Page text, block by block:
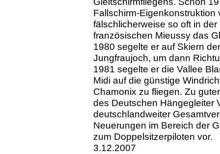
Fallschirm-Eigenkonstruktion
fälschlicherweise so oft in
französischen Mieussy das
1980 segelte er auf Skiern
Jungfraujoch, um dann
1981 segelte er die Vallee
Midi auf die günstige
Chamonix zu fliegen. Zu
des Deutschen Hängegleiter
deutschlandweiter
Neuerungen im Bereich der
zum Doppelsitzerpiloten vor.
3.12.2007